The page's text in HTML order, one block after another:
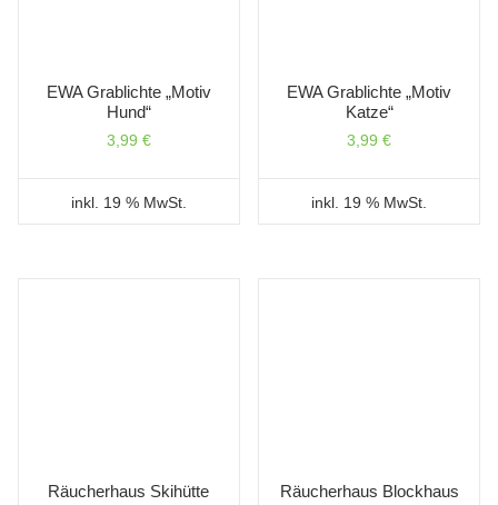
EWA Grablichte „Motiv
Hund“
3,99 €
inkl. 19 % MwSt.
EWA Grablichte „Motiv
Katze“
3,99€
inkl. 19 % MwSt.
Räucherhaus Skihütte Räucherhaus Blockhaus